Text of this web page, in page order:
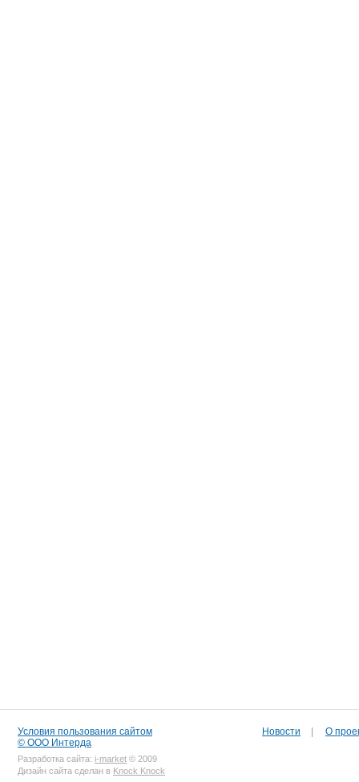
Условия пользования сайтом
© ООО Интерда
Разработка сайта: i-market © 2009
Дизайн сайта сделан в Knock Knock
Новости О